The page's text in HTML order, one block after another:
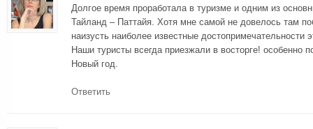
Долгое время проработала в туризме и одним из
Тайланд – Паттайя. Хотя мне самой не довелось там
наизусть наиболее известные достопримечательности
Наши туристы всегда приезжали в восторге! особенно
Новый год.
Ответить